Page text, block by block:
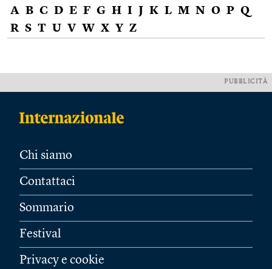
A B C D E F G H I J K L M N O P Q
R S T U V W X Y Z
PUBBLICITÀ
Chi siamo
Contattaci
Sommario
Festival
Privacy e cookie